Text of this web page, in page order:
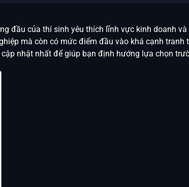
đầu của thí sinh yêu thích lĩnh vực kinh doanh và
mà còn có mức điểm đầu vào khá cạnh tranh
nhật nhất để giúp bạn định hướng lựa chọn